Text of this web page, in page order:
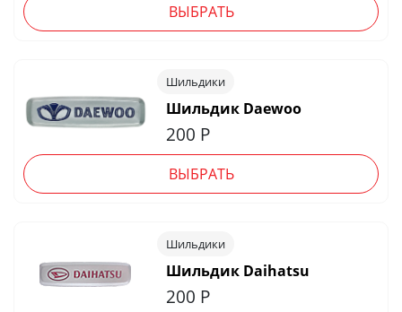
ВЫБРАТЬ
Шильдики
Шильдик Daewoo
200 Р
ВЫБРАТЬ
Шильдики
Шильдик Daihatsu
200 Р